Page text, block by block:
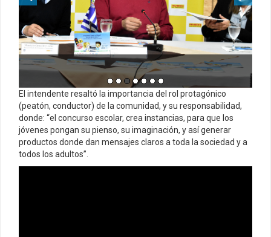
El intendente resaltó la importancia del rol protagónico
(peatón, conductor) de la comunidad, y su responsabilidad,
donde: “el concurso escolar, crea instancias, para que los
jóvenes pongan su pienso, su imaginación, y así generar
productos donde dan mensajes claros a toda la sociedad y a
todos los adultos”.